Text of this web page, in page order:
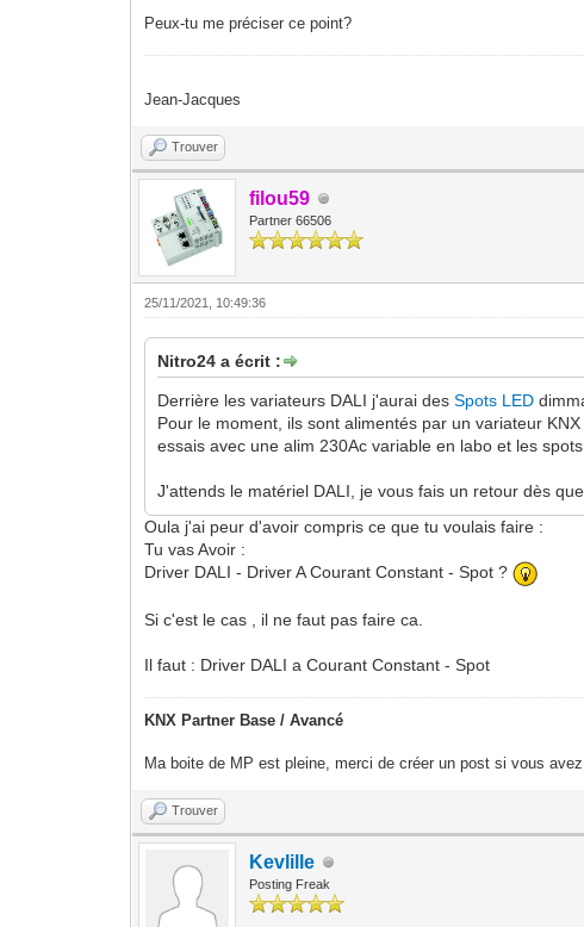
Peux-tu me préciser ce point?
Jean-Jacques
Trouver
filou59
Partner 66506
25/11/2021, 10:49:36
Nitro24 a écrit :
Derrière les variateurs DALI j'aurai desSpots LED
Pour le moment, ils sont alimentés par un variateur
essais avec une alim 230Ac variable en labo et les
J'attends le matériel DALI, je vous fais un retour dès
Oula j'ai peur d'avoir compris ce que tu voulais faire :
Tu vas Avoir :
Driver DALI - Driver A Courant Constant - Spot ?
Si c'est le cas , il ne faut pas faire ca.
Il faut : Driver DALI a Courant Constant - Spot
KNX Partner Base / Avancé
Ma boite de MP est pleine, merci de créer un post si vous
Trouver
Kevlille
Posting Freak